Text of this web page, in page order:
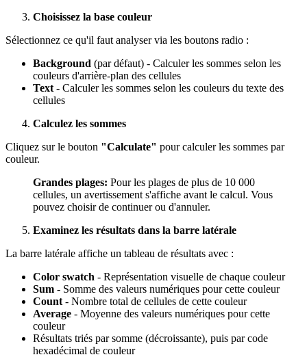
Choisissez la base couleur
Sélectionnez ce qu'il faut analyser via les boutons radio :
Background (par défaut) - Calculer les sommes selon les
couleurs d'arrière-plan des cellules
Text - Calculer les sommes selon les couleurs du texte des
cellules
Calculez les sommes
Cliquez sur le bouton "Calculate" pour calculer les sommes par
couleur.
Grandes plages: Pour les plages de plus de 10 000
cellules, un avertissement s'affiche avant le calcul. Vous
pouvez choisir de continuer ou d'annuler.
Examinez les résultats dans la barre latérale
La barre latérale affiche un tableau de résultats avec :
Color swatch - Représentation visuelle de chaque couleur
Sum - Somme des valeurs numériques pour cette couleur
Count - Nombre total de cellules de cette couleur
Average - Moyenne des valeurs numériques pour cette
couleur
Résultats triés par somme (décroissante), puis par code
hexadécimal de couleur